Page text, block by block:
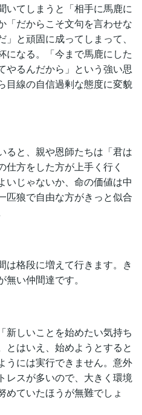
いてしまうと「相手に馬鹿に
「だからこそ文句を言わせな
と頑固に成ってしまって、
になる。「今まで馬鹿にした
やるんだから」という強い思
目線の自信過剰な態度に変貌
ると、親や恩師たちは「君は
方をした方が上手く行く
いじゃないか、命の価値は中
匹狼で自由な方がきっと似合
は格段に増えて行きます。き
い仲間達です。
新しいことを始めたい気持ち
とはいえ、始めようとすると
うには実行できません。意外
レスが多いので、大きく環境
めていたほうが無難でしょ